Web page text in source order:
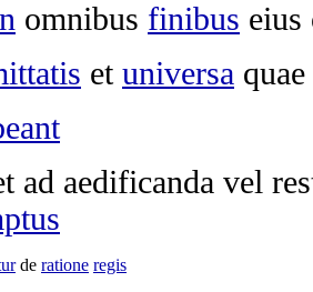
omnibus finibus eius
et universa
ad aedificanda vel
de ratione regis